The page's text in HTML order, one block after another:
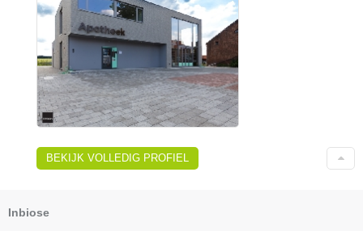
BEKIJK VOLLEDIG PROFIEL
Inbiose